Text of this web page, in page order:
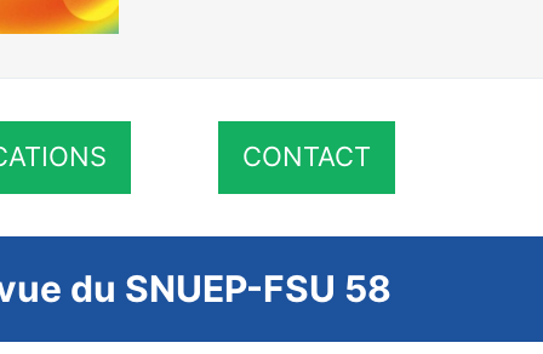
CONTACT
du SNUEP-FSU 58